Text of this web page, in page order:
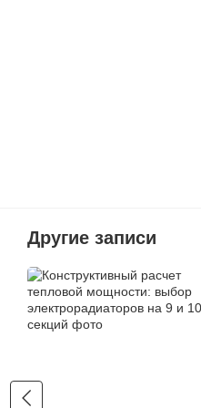
Другие записи